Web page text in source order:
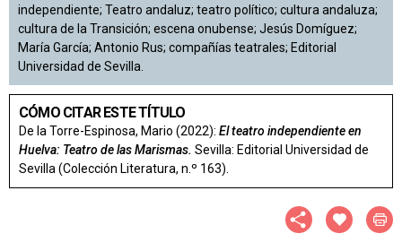
independiente; Teatro andaluz; teatro político; cultura andaluza;
cultura de la Transición; escena onubense; Jesús Domíguez;
María García; Antonio Rus; compañías teatrales; Editorial
Universidad de Sevilla.
CÓMO CITAR ESTE TÍTULO
De la Torre-Espinosa, Mario (2022): El teatro independiente en
Huelva: Teatro de las Marismas. Sevilla: Editorial Universidad de
Sevilla (Colección Literatura, n.º 163).